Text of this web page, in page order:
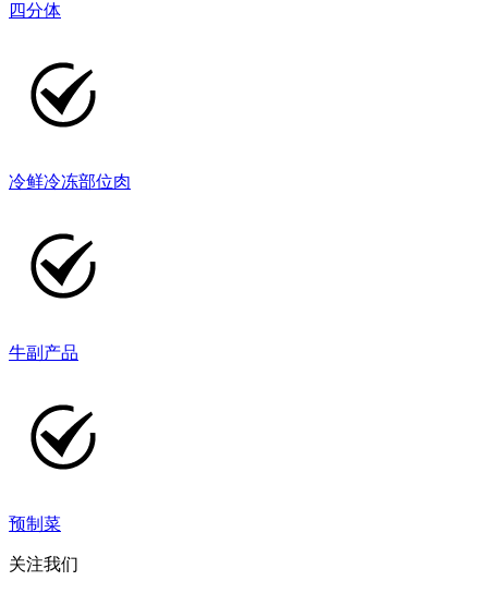
四分体
冷鲜冷冻部位肉
牛副产品
预制菜
关注我们